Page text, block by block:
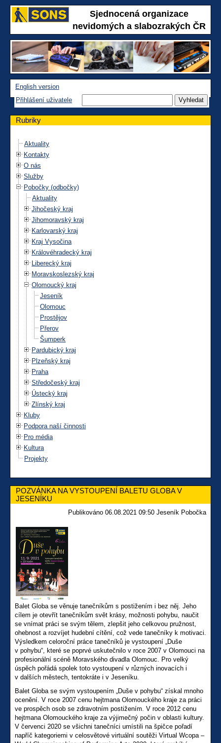
Sjednocená organizace
nevidomých a slabozrakých ČR
English version
Přihlášení uživatele
Rubriky
Aktuality
Kontakty
O nás
Služby
Pobočky (odbočky)
Aktuality
Jihočeský kraj
Jihomoravský kraj
Karlovarský kraj
Kraj Vysočina
Královéhradecký kraj
Liberecký kraj
Moravskoslezský kraj
Olomoucký kraj
Jeseník
Olomouc
Prostějov
Přerov
Šumperk
Pardubický kraj
Plzeňský kraj
Praha
Středočeský kraj
Ústecký kraj
Zlínský kraj
Kluby
Podpora naší činnosti
Pro média
Kultura
Projekty
POZVÁNKA NA VYSTOUPENÍ BALETU GLOBA V
JESENÍKU
Publikováno 06.08.2021 09:50 Jeseník Pobočka
Balet Globa se věnuje tanečníkům s postižením i bez něj. Jeho
cílem je otevřít tanečníkům svět krásy, možnosti pohybu, naučit
se vnímat práci se svým tělem, zlepšit jeho celkovou pružnost,
ohebnost a rozvíjet hudební cítění, což vede tanečníky k motivaci.
Výsledkem celoroční práce tanečníků je vystoupení „Duše
v pohybu“, které se poprvé uskutečnilo v roce 2007 v Olomouci na
profesionální scéně Moravského divadla Olomouc. Pro velký
úspěch pořádá spolek toto vystoupení v různých inovacích i
v dalších městech, tentokráte i v Jeseníku.
Balet Globa se svým vystoupením „Duše v pohybu“ získal mnoho
ocenění. V roce 2007 cenu hejtmana Olomouckého kraje za práci
ve prospěch osob se zdravotním postižením. V roce 2012 cenu
hejtmana Olomouckého kraje za výjimečný počin v oblasti kultury.
V červenci 2020 se všichni tanečníci umístili na špičce pořadí
napříč kategoriemi v celosvětové virtuální soutěži Virtual Wcopa –